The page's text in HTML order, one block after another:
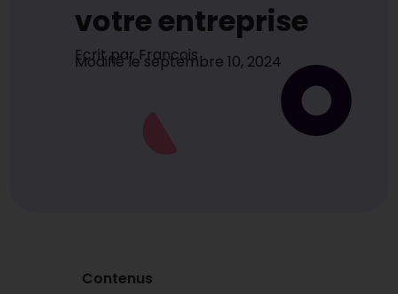
votre entreprise
Ecrit parFrancois
Modifié le septembre 10, 2024
Contenus